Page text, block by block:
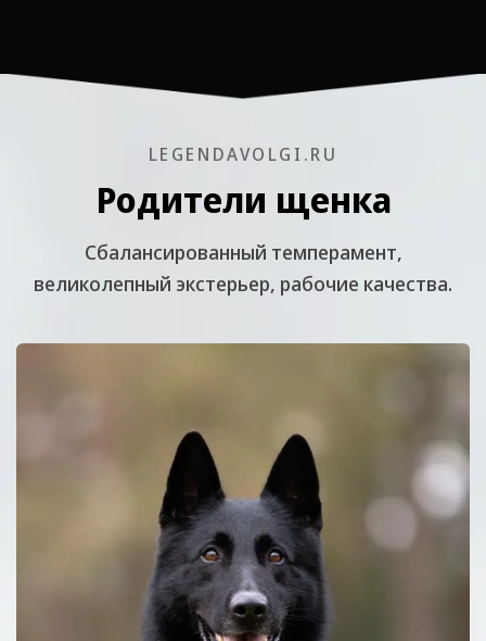
LEGENDAVOLGI.RU
Родители щенка
Cбалансированный темперамент,
великолепный экстерьер, рабочие качества.